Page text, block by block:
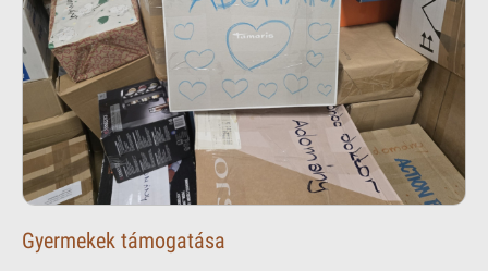
Gyermekek támogatása